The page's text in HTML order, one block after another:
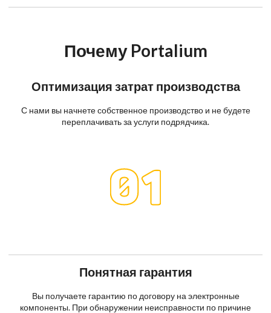
Почему Portalium
Оптимизация затрат производства
С нами вы начнете собственное производство и не будете
переплачивать за услуги подрядчика.
Понятная гарантия
Вы получаете гарантию по договору на электронные
компоненты. При обнаружении неисправности по причине